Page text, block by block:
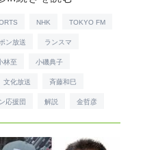
NHK TOKYO FM
ン放送 ランスマ
林至 小磯典子
文化放送 斉藤和巳
応援団 解説 金哲彦